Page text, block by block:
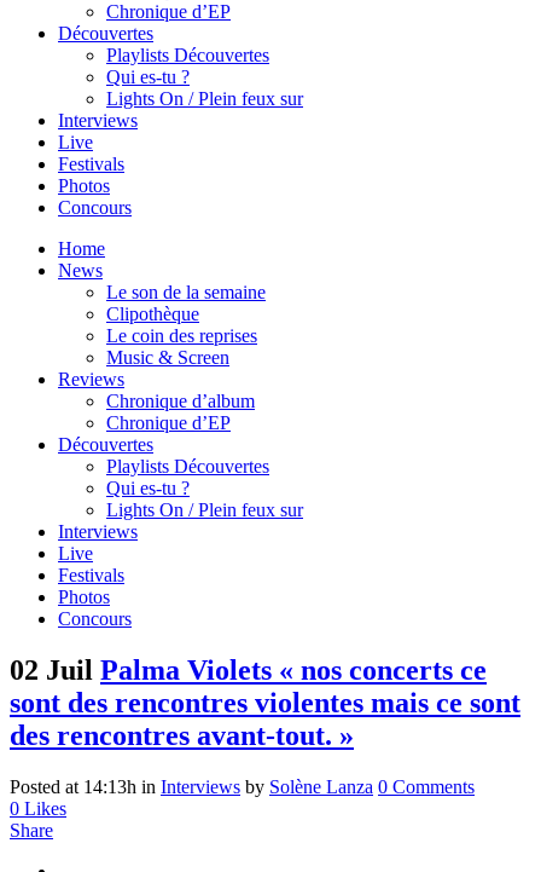
Chronique d’EP
Découvertes
Playlists Découvertes
Qui es-tu ?
Lights On / Plein feux sur
Interviews
Live
Festivals
Photos
Concours
Home
News
Le son de la semaine
Clipothèque
Le coin des reprises
Music & Screen
Reviews
Chronique d’album
Chronique d’EP
Découvertes
Playlists Découvertes
Qui es-tu ?
Lights On / Plein feux sur
Interviews
Live
Festivals
Photos
Concours
02 Juil Palma Violets « nos concerts ce
sont des rencontres violentes mais ce sont
des rencontres avant-tout. »
Posted at 14:13h in Interviews by Solène Lanza 0 Comments
0 Likes
Share